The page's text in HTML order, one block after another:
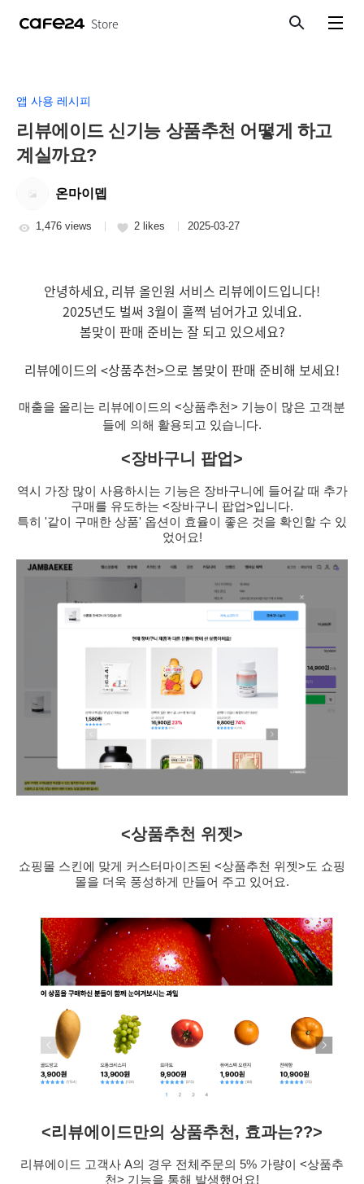
Store
앱 사용 레시피
리뷰에이드 신기능 상품추천 어떻게 하고
계실까요?
온마이뎁
1,476 views 2 likes 2025-03-27
안녕하세요, 리뷰 올인원 서비스 리뷰에이드입니다!
2025년도 벌써 3월이 훌쩍 넘어가고 있네요.
봄맞이 판매 준비는 잘 되고 있으세요?
리뷰에이드의 <상품추천>으로 봄맞이 판매 준비해 보세요!
매출을 올리는 리뷰에이드의 <상품추천> 기능이 많은 고객분
들에 의해 활용되고 있습니다.
<장바구니 팝업>
역시 가장 많이 사용하시는 기능은 장바구니에 들어갈 때 추가
구매를 유도하는 <장바구니 팝업>입니다.
특히 '같이 구매한 상품' 옵션이 효율이 좋은 것을 확인할 수 있
었어요!
<상품추천 위젯>
쇼핑몰 스킨에 맞게 커스터마이즈된 <상품추천 위젯>도 쇼핑
몰을 더욱 풍성하게 만들어 주고 있어요.
<리뷰에이드만의 상품추천, 효과는??>
리뷰에이드 고객사 A의 경우 전체주문의 5% 가량이 <상품추
천> 기능을 통해 발생했어요!